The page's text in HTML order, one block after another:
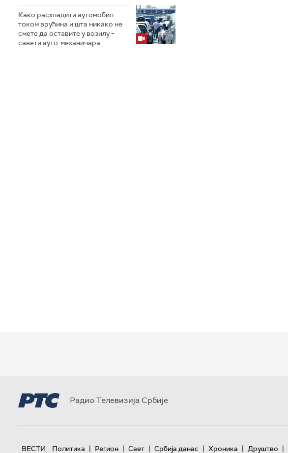
Како расхладити аутомобил
током врућина и шта никако не
смете да оставите у возилу –
савети ауто-механичара
Радио Телевизија Србије
ВЕСТИ Политика | Регион | Свет | Србија данас | Хроника | Друштво |